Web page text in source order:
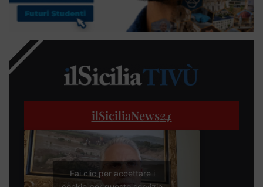
ilSiciliaNews24
Fai clic per accettare i